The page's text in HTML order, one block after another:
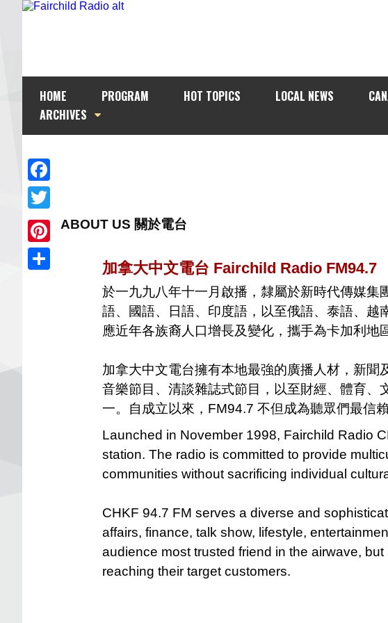
HOME PROGRAM HOT TOPICS LOCAL NEWS
ARCHIVES
Facebook
Twitter
Pinterest
ABOUT US 關於電台
加拿大中文電台 Fairchild Radio FM94.7
於一九九八年十一月啟播，隸屬於新時代傳媒
語、國語、日語、印度語，以至俄語、泰語、
應近年各族裔人口增長及變化，攜手為卡加利地
加拿大中文電台擁有本地最強的廣播人材，新聞
音樂節目、清談雜誌式節目，以至財經、體育
一。自成立以來，FM94.7 不但成為聽眾們最信
Launched in November 1998, Fairchild Radio
station. The radio is committed to provide
communities without sacrificing individual
CHKF 94.7 FM serves a diverse and
affairs, finance, talk show, lifestyle,
audience most trusted friend in the airwave,
reaching their target customers.